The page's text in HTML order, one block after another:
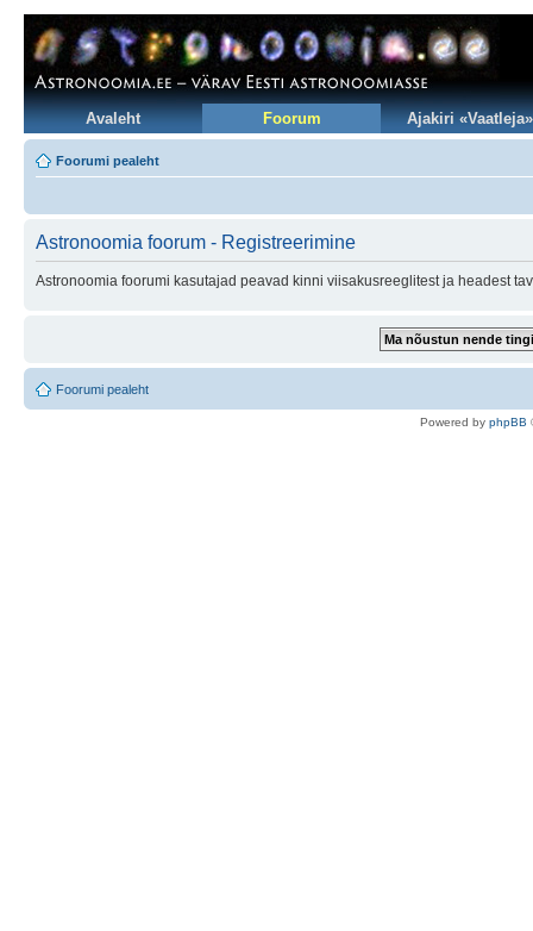
Avaleht Foorum Ajakiri «Vaatleja»
Foorumi pealeht
Astronoomia foorum - Registreerimine
Astronoomia foorumi kasutajad peavad kinni viisakusreeglitest ja headest
Foorumi pealeht
Powered by phpBB